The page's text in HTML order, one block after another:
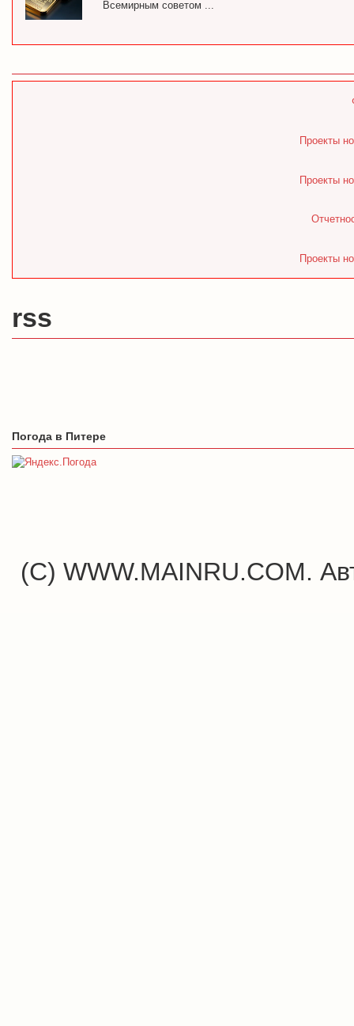
Всемирным советом ...
Проекты
Проекты
Проекты
rss
Погода в Питере
(C) WWW.MAINRU.COM.